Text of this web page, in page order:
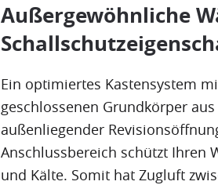
Außergewöhnliche
Ein optimiertes Kastensystem
geschlossenen Grundkörper
außenliegender
Anschlussbereich schützt Ihren
und Kälte. Somit hat Zugluft